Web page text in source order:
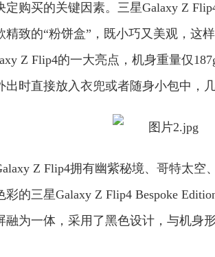
购买的关键因素。三星Galaxy Z
致的“粉饼盒”，既小巧又美观，这
Z Flip4的一大亮点，机身重量仅
时直接放入衣兜或者随身小包中，
Z Flip4拥有幽紫秘境、哥特太空
的三星Galaxy Z Flip4 Bespoke
为一体，采用了黑色设计，与机身